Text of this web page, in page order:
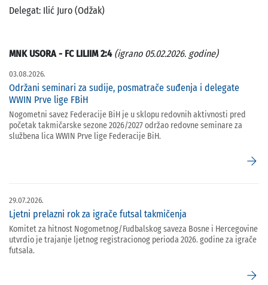
Delegat: Ilić Juro (Odžak)
MNK USORA - FC LILIIM 2:4 (igrano 05.02.2026. godine)
03.08.2026.
Održani seminari za sudije, posmatrače suđenja i delegate
WWIN Prve lige FBiH
Nogometni savez Federacije BiH je u sklopu redovnih aktivnosti pred
početak takmičarske sezone 2026/2027 održao redovne seminare za
službena lica WWIN Prve lige Federacije BiH.
arrow_forward
29.07.2026.
Ljetni prelazni rok za igrače futsal takmičenja
Komitet za hitnost Nogometnog/Fudbalskog saveza Bosne i Hercegovine
utvrdio je trajanje ljetnog registracionog perioda 2026. godine za igrače
futsala.
arrow_forward